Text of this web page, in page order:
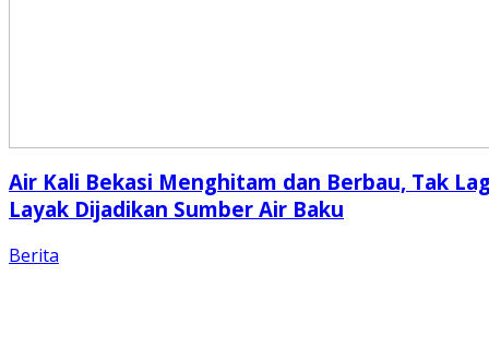
Air Kali Bekasi Menghitam dan Berbau, Tak
Layak Dijadikan Sumber Air Baku
Berita